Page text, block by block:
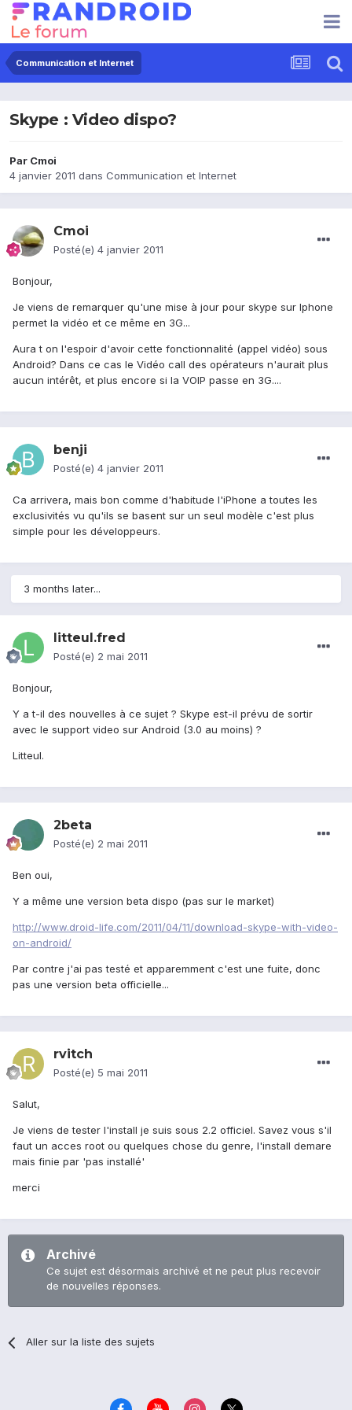
Communication et Internet
Skype : Video dispo?
Par Cmoi
4 janvier 2011 dans Communication et Internet
Cmoi
Posté(e) 4 janvier 2011
Bonjour,
Je viens de remarquer qu'une mise à jour pour skype sur Iphone
permet la vidéo et ce même en 3G...
Aura t on l'espoir d'avoir cette fonctionnalité (appel vidéo) sous
Android? Dans ce cas le Vidéo call des opérateurs n'aurait plus
aucun intérêt, et plus encore si la VOIP passe en 3G....
benji
Posté(e) 4 janvier 2011
Ca arrivera, mais bon comme d'habitude l'iPhone a toutes les
exclusivités vu qu'ils se basent sur un seul modèle c'est plus
simple pour les développeurs.
3 months later...
litteul.fred
Posté(e) 2 mai 2011
Bonjour,
Y a t-il des nouvelles à ce sujet ? Skype est-il prévu de sortir
avec le support video sur Android (3.0 au moins) ?
Litteul.
2beta
Posté(e) 2 mai 2011
Ben oui,
Y a même une version beta dispo (pas sur le market)
http://www.droid-life.com/2011/04/11/download-skype-with-video-
on-android/
Par contre j'ai pas testé et apparemment c'est une fuite, donc
pas une version beta officielle...
rvitch
Posté(e) 5 mai 2011
Salut,
Je viens de tester l'install je suis sous 2.2 officiel. Savez vous s'il
faut un acces root ou quelques chose du genre, l'install demare
mais finie par 'pas installé'
merci
Archivé
Ce sujet est désormais archivé et ne peut plus recevoir
de nouvelles réponses.
Aller sur la liste des sujets